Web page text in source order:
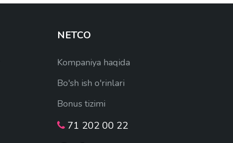
NETCO
Kompaniya haqida
Bo'sh ish o'rinlari
Bonus tizimi
71 202 00 22